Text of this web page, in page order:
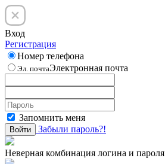
Вход
Регистрация
Номер телефона
Эл. почтаЭлектронная почта
Запомнить меня
Войти Забыли пароль?!
Неверная комбинация логина и пароля